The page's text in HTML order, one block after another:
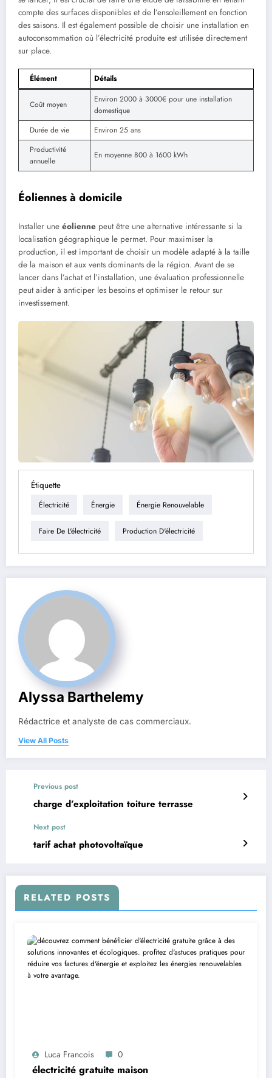
compte des surfaces disponibles et de l’ensoleillement en fonction
des saisons. Il est également possible de choisir une installation en
autoconsommation où l’électricité produite est utilisée directement
sur place.
Élément Détails
Coût moyen
Environ 2000 à 3000€ pour une installation
domestique
Durée de vie
Environ 25 ans
Productivité
annuelle
En moyenne 800 à 1600 kWh
Éoliennes à domicile
Installer une éolienne peut être une alternative intéressante si la
localisation géographique le permet. Pour maximiser la
production, il est important de choisir un modèle adapté à la taille
de la maison et aux vents dominants de la région. Avant de se
lancer dans l’achat et l’installation, une évaluation professionnelle
peut aider à anticiper les besoins et optimiser le retour sur
investissement.
Étiquette
Électricité Énergie Énergie Renouvelable
Faire De L'électricité Production D'électricité
Alyssa Barthelemy
Rédactrice et analyste de cas commerciaux.
View All Posts
Previous post
charge d’exploitation toiture terrasse
Next post
tarif achat photovoltaïque
RELATED POSTS
Luca Francois 0
électricité gratuite maison